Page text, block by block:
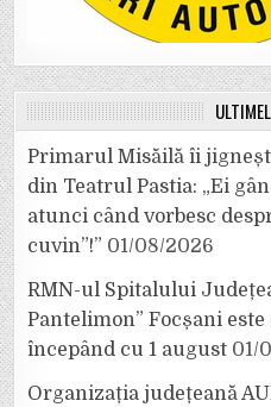
Primarul Misăilă îi
din Teatrul Pastia: „Ei
atunci când vorbesc
cuvin”!” 01/08/2026
RMN-ul Spitalului
Pantelimon” Focșani
începând cu 1 august 01/
Organizația județeană